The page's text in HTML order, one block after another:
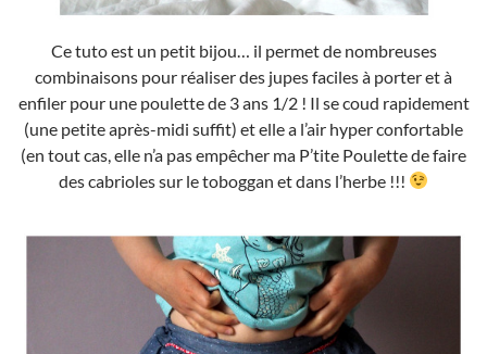
Ce tuto est un petit bijou… il permet de nombreuses
combinaisons pour réaliser des jupes faciles à porter et à
enfiler pour une poulette de 3 ans 1/2 ! Il se coud rapidement
(une petite après-midi suffit) et elle a l’air hyper confortable
(en tout cas, elle n’a pas empêcher ma P’tite Poulette de faire
des cabrioles sur le toboggan et dans l’herbe !!!